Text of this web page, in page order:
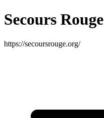
Secours Rouge
https://secoursrouge.org/